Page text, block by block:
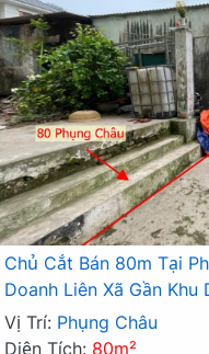
Chủ Cắt Bán 80m Tại
Doanh Liên Xã Gần
Tỷ
Vị Trí: Phụng Châu
Diện Tích: 80m²